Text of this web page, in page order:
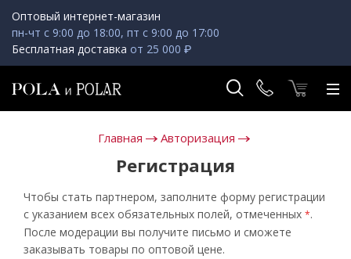
Оптовый интернет-магазин
пн-чт с 9:00 до 18:00, пт с 9:00 до 17:00
Бесплатная доставка от 25 000 ₽
Главная Авторизация
Регистрация
Чтобы стать партнером, заполните форму регистрации
с указанием всех обязательных полей, отмеченных *.
После модерации вы получите письмо и сможете
заказывать товары по оптовой цене.